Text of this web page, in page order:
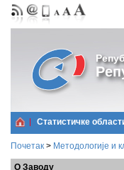
Статистичке
Почетак > Методологије и
О Заводу